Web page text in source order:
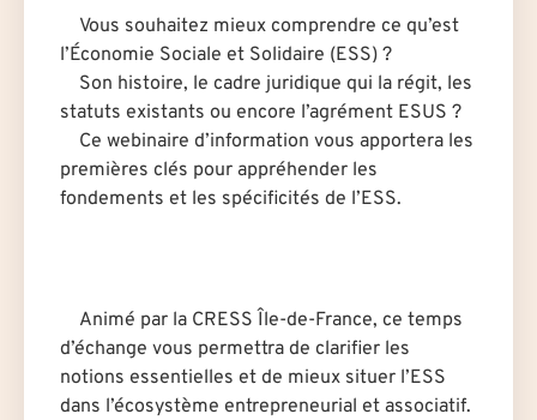
Vous souhaitez mieux comprendre ce qu’est
l’Économie Sociale et Solidaire (ESS) ?
Son histoire, le cadre juridique qui la régit, les
statuts existants ou encore l’agrément ESUS ?
Ce webinaire d’information vous apportera les
premières clés pour appréhender les
fondements et les spécificités de l’ESS.
Animé par la CRESS Île-de-France, ce temps
d’échange vous permettra de clarifier les
notions essentielles et de mieux situer l’ESS
dans l’écosystème entrepreneurial et associatif.